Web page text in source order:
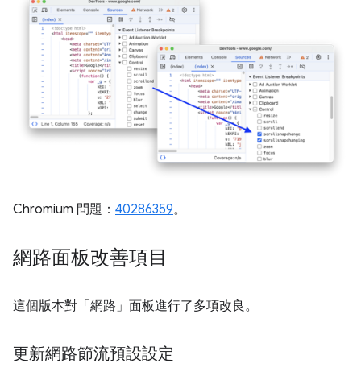
Chromium 問題： 40286359。
網路面板改善項目
這個版本對「網路」 面板進行了多項改良。
更新網路節流預設設定